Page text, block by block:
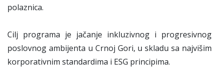
polaznica.
Cilj programa je jačanje inkluzivnog i progresivnog
poslovnog ambijenta u Crnoj Gori, u skladu sa najvišim
korporativnim standardima i ESG principima.